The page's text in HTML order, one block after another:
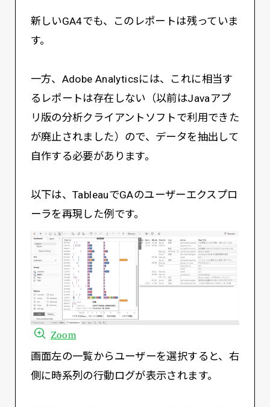
新しいGA4でも、このレポートは残っていま
す。
一方、Adobe Analyticsには、これに相当す
るレポートは存在しない（以前はJavaアプ
リ版の分析クライアントソフトで利用できた
が廃止されました）ので、データを抽出して
自作する必要があります。
以下は、TableauでGAのユーザーエクスプロ
ーラを再現した例です。
Zoom
画面左の一覧からユーザーを選択すると、右
側に時系列の行動ログが表示されます。